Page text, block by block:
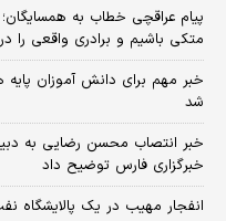
پیام عراقچی خطاب به
متکی باشیم و برادری واقعی را
خبر مهم برای دانش آموزان
شد
خبر انتصاب محسن رضایی به
خبرگزاری فارس توضیح داد
انفجار مهیب در یک پالایشگاه